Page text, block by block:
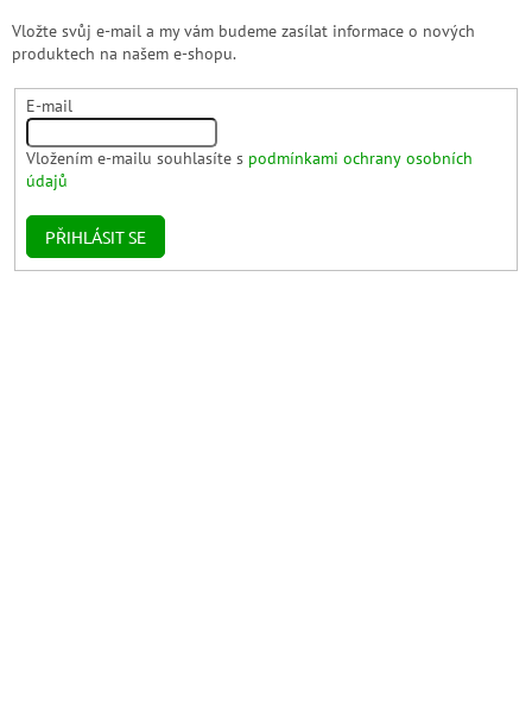
Vložte svůj e-mail a my vám budeme zasílat informace o nových
produktech na našem e-shopu.
E-mail
Vložením e-mailu souhlasíte s podmínkami ochrany osobních
údajů
PŘIHLÁSIT SE